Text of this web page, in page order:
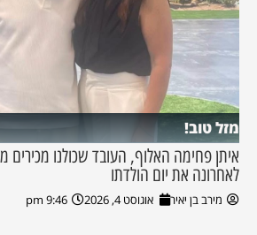
מזל טוב!
איתן פחימה האלוף, העובד שכולנו
לאחרונה את יום הולדתו
מירב בן יאיר אוגוסט 4, 2026 9:46 pm